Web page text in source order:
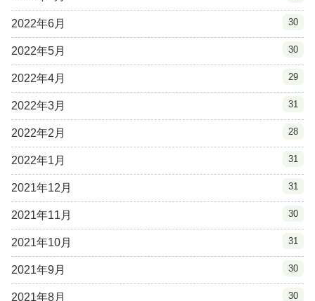
2022年6月 30
2022年5月 30
2022年4月 29
2022年3月 31
2022年2月 28
2022年1月 31
2021年12月 31
2021年11月 30
2021年10月 31
2021年9月 30
2021年8月 30